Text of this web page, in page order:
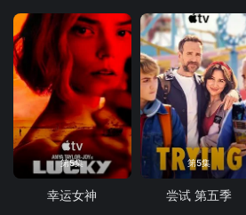
第5集
幸运女神
第5集
尝试 第五季